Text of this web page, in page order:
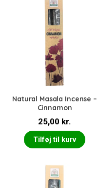
Natural Masala Incense –
Cinnamon
25,00 kr.
Tilføj til kurv